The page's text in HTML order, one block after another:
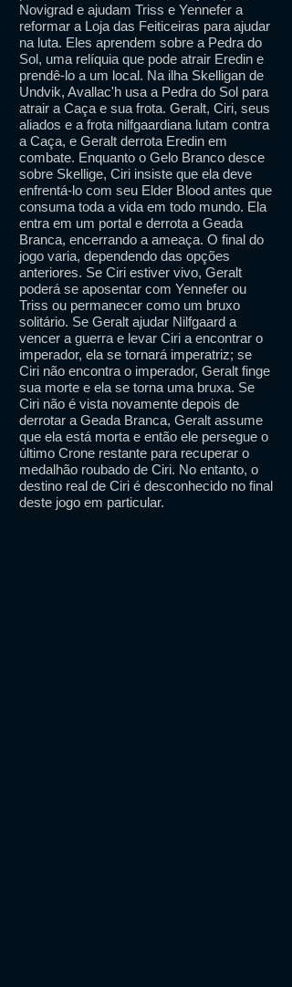
Novigrad e ajudam Triss e Yennefer a
reformar a Loja das Feiticeiras para ajudar
na luta. Eles aprendem sobre a Pedra do
Sol, uma relíquia que pode atrair Eredin e
prendê-lo a um local. Na ilha Skelligan de
Undvik, Avallac'h usa a Pedra do Sol para
atrair a Caça e sua frota. Geralt, Ciri, seus
aliados e a frota nilfgaardiana lutam contra
a Caça, e Geralt derrota Eredin em
combate. Enquanto o Gelo Branco desce
sobre Skellige, Ciri insiste que ela deve
enfrentá-lo com seu Elder Blood antes que
consuma toda a vida em todo mundo. Ela
entra em um portal e derrota a Geada
Branca, encerrando a ameaça. O final do
jogo varia, dependendo das opções
anteriores. Se Ciri estiver vivo, Geralt
poderá se aposentar com Yennefer ou
Triss ou permanecer como um bruxo
solitário. Se Geralt ajudar Nilfgaard a
vencer a guerra e levar Ciri a encontrar o
imperador, ela se tornará imperatriz; se
Ciri não encontra o imperador, Geralt finge
sua morte e ela se torna uma bruxa. Se
Ciri não é vista novamente depois de
derrotar a Geada Branca, Geralt assume
que ela está morta e então ele persegue o
último Crone restante para recuperar o
medalhão roubado de Ciri. No entanto, o
destino real de Ciri é desconhecido no final
deste jogo em particular.